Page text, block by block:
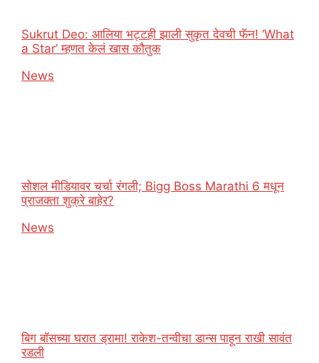
Sukrut Deo: आलिया भट्टही झाली सुकृत देवची फॅन! ‘What
a Star’ म्हणत केलं खास कौतुक
In relation to
News
सोशल मीडियावर चर्चा रंगली; Bigg Boss Marathi 6 मधून
प्राजक्ता शुक्रे बाहेर?
In relation to
News
बिग बॉसच्या घरात ड्रामा! राकेश-तन्वीचा डान्स पाहून राखी सावंत
रडली